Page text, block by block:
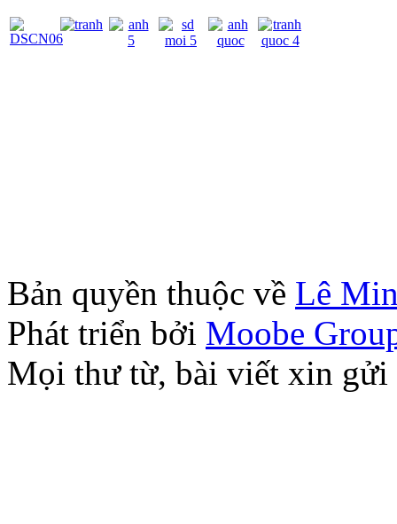
Bản quyền thuộc về Lê
Phát triển bởi Moobe
Mọi thư từ, bài viết xin gửi